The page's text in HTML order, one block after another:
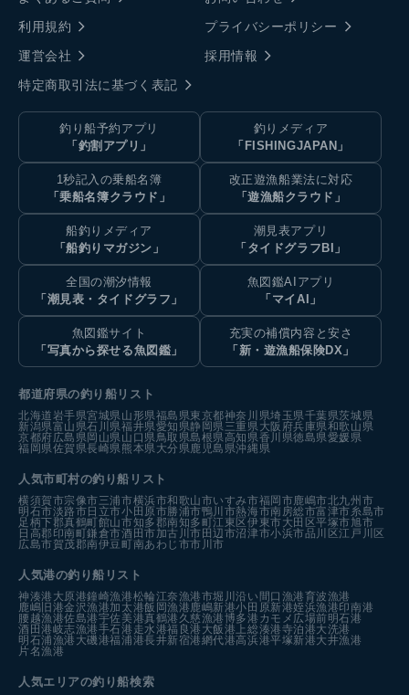
利用規約
プライバシーポリシー
運営会社
採用情報
特定商取引法に基づく表記
釣り船予約アプリ
「釣割アプリ」
釣りメディア
「FISHINGJAPAN」
1秒記入の乗船名簿
「乗船名簿クラウド」
改正遊漁船業法に対応
「遊漁船クラウド」
船釣りメディア
「船釣りマガジン」
潮見表アプリ
「タイドグラフBI」
全国の潮汐情報
「潮見表・タイドグラフ」
魚図鑑AIアプリ
「マイAI」
魚図鑑サイト
「写真から探せる魚図鑑」
充実の補償内容と安さ
「新・遊漁船保険DX」
都道府県の釣り船リスト
北海道岩手県宮城県山形県福島県東京都神奈川県埼玉県千葉県茨城県
新潟県富山県石川県福井県愛知県静岡県三重県大阪府兵庫県和歌山県
京都府広島県岡山県山口県鳥取県島根県高知県香川県徳島県愛媛県
福岡県佐賀県長崎県熊本県大分県鹿児島県沖縄県
人気市町村の釣り船リスト
横須賀市宗像市三浦市横浜市和歌山市いすみ市福岡市鹿嶋市北九州市
明石市淡路市日立市小田原市勝浦市鴨川市熱海市南房総市富津市糸島市
足柄下郡真鶴町館山市知多郡南知多町江東区伊東市大田区平塚市旭市
日高郡印南町鎌倉市酒田市加古川市田辺市沼津市小浜市品川区江戸川区
広島市賀茂郡南伊豆町南あわじ市市川市
人気港の釣り船リスト
神湊港 大原港鐘崎漁港松輪江奈漁港市堀川沿い 間口漁港育波漁港
鹿嶋旧港金沢漁港加太港飯岡漁港鹿嶋新港小田原新港姪浜漁港印南港
腰越漁港佐島港宇佐美港真鶴港 久慈漁港博多港カモメ広場前明石港
酒田港岐志漁港手石港 走水港福良港 大飯港 上総湊港寺泊港大洗港
明石浦漁港 大磯港福浦港長井新宿港網代港高浜港平塚新港大井漁港
片名漁港
人気エリアの釣り船検索